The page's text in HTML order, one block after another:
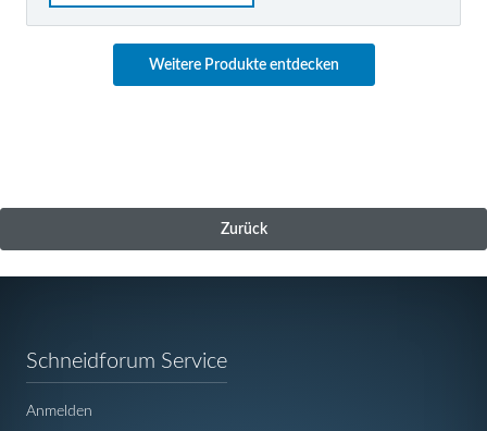
Weitere Produkte entdecken
Zurück
Schneidforum Service
Anmelden